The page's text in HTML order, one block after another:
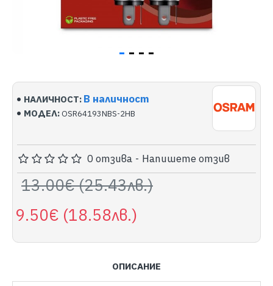
НАЛИЧНОСТ: В наличност
МОДЕЛ:OSR64193NBS-2HB
0 отзива - Напишете отзив
13.00€ (25.43лв.)
9.50€ (18.58лв.)
ОПИСАНИЕ